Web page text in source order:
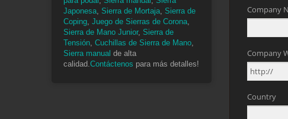
Japonesa, Sierra de Mortaja, Sierra de
Coping, Juego de Sierras de Corona,
Sierra de Mano Junior, Sierra de
Tensión, Cuchillas de Sierra de Mano,
Sierra manual de alta
calidad.Contáctenos para más detalles!